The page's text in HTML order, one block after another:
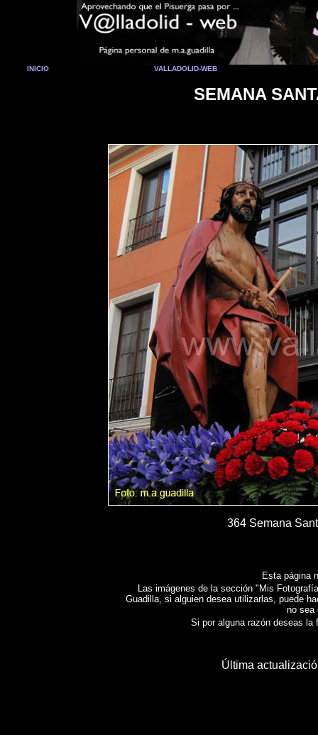
INICIO VALLADOLID-WEB
SEMANA
364 Semana
Esta página
Las imágenes de la sección "Mis
Guadilla, si alguien desea utilizarlas, puede
no sea
Si por alguna razón deseas
Última